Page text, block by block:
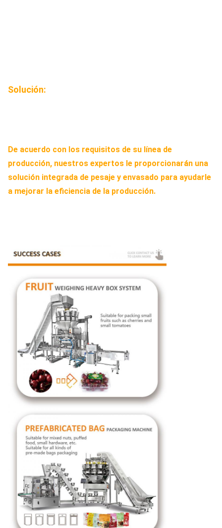
Solución:
De acuerdo con los requisitos de su línea de
producción, nuestros expertos le proporcionarán una
solución integrada de pesaje y envasado para ayudarle
a mejorar la eficiencia de la producción.